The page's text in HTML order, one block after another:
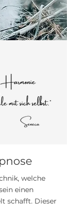
welche
einen
schafft. Dieser